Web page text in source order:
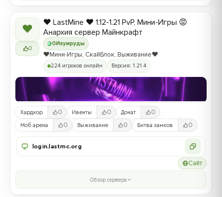
❤
0
0 Изумруды
❤️ LastMine ❤️ 1.12-1.21 PvP, Мини-Игры 😡
Анархия сервер Майнкрафт
❤️Мини-Игры, СкайБлок, Выживание❤️
224 игроков онлайн Версия: 1.21.4
Хардкор 0 Ивенты 0 Донат 0
Моб арена 0 Выживание 0 Битва замков 0
login.lastmc.org
Сайт
Обзор сервера